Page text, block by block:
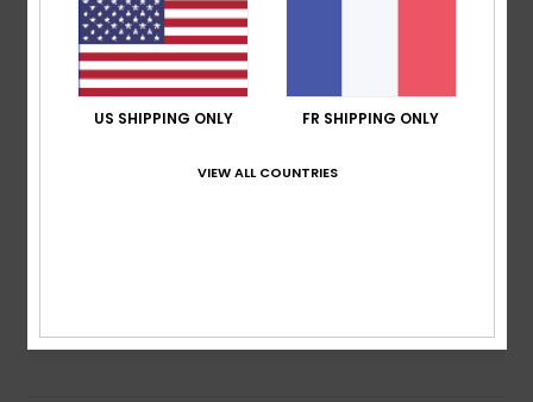
basé sur1 avis vérifiés
100% de nos clients recommandent ce produit
Confort
NaN
Rapport qualité / prix
NaN
US SHIPPING ONLY FR SHIPPING ONLY
VIEW ALL COUNTRIES